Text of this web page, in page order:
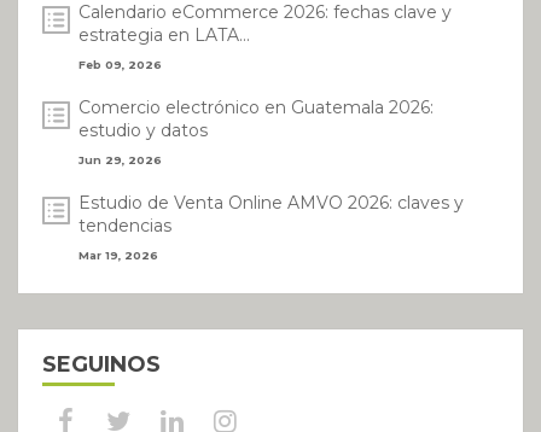
Calendario eCommerce 2026: fechas clave y
estrategia en LATA...
Feb 09, 2026
Comercio electrónico en Guatemala 2026:
estudio y datos
Jun 29, 2026
Estudio de Venta Online AMVO 2026: claves y
tendencias
Mar 19, 2026
SEGUINOS